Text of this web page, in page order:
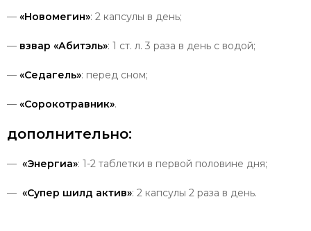
— «Новомегин»: 2 капсулы в день;
— взвар «Абитэль»: 1 ст. л. 3 раза в день с водой;
— «Седагель»: перед сном;
— «Сорокотравник».
дополнительно:
— «Энергиа»: 1-2 таблетки в первой половине дня;
— «Супер шилд актив»: 2 капсулы 2 раза в день.